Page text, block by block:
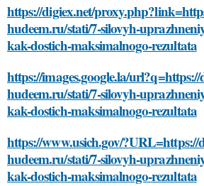
https://digiex.net/
hudeem.ru/stati/7-silovyh-
kak-dostich-maksimalnogo-rezultata
https://images.google.la/
hudeem.ru/stati/7-silovyh-
kak-dostich-maksimalnogo-rezultata
https://www.usich.gov/?URL=https://
hudeem.ru/stati/7-silovyh-
kak-dostich-maksimalnogo-rezultata